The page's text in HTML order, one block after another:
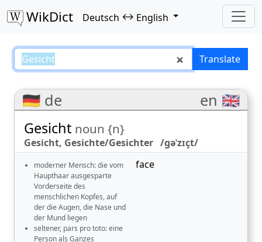
WikDict Deutsch ↔ English
Gesicht – Deutsch–EnglishTranslate
🇩🇪 de en 🇬🇧
Gesicht noun {n}
Gesicht, Gesichte/Gesichter /ɡəˈzɪçt/
moderner Mensch: die vom
Haupthaar ausgesparte
Vorderseite des
menschlichen Kopfes, auf
der die Augen, die Nase und
der Mund liegen
seltener, pars pro toto: eine
Person als Ganzes
face